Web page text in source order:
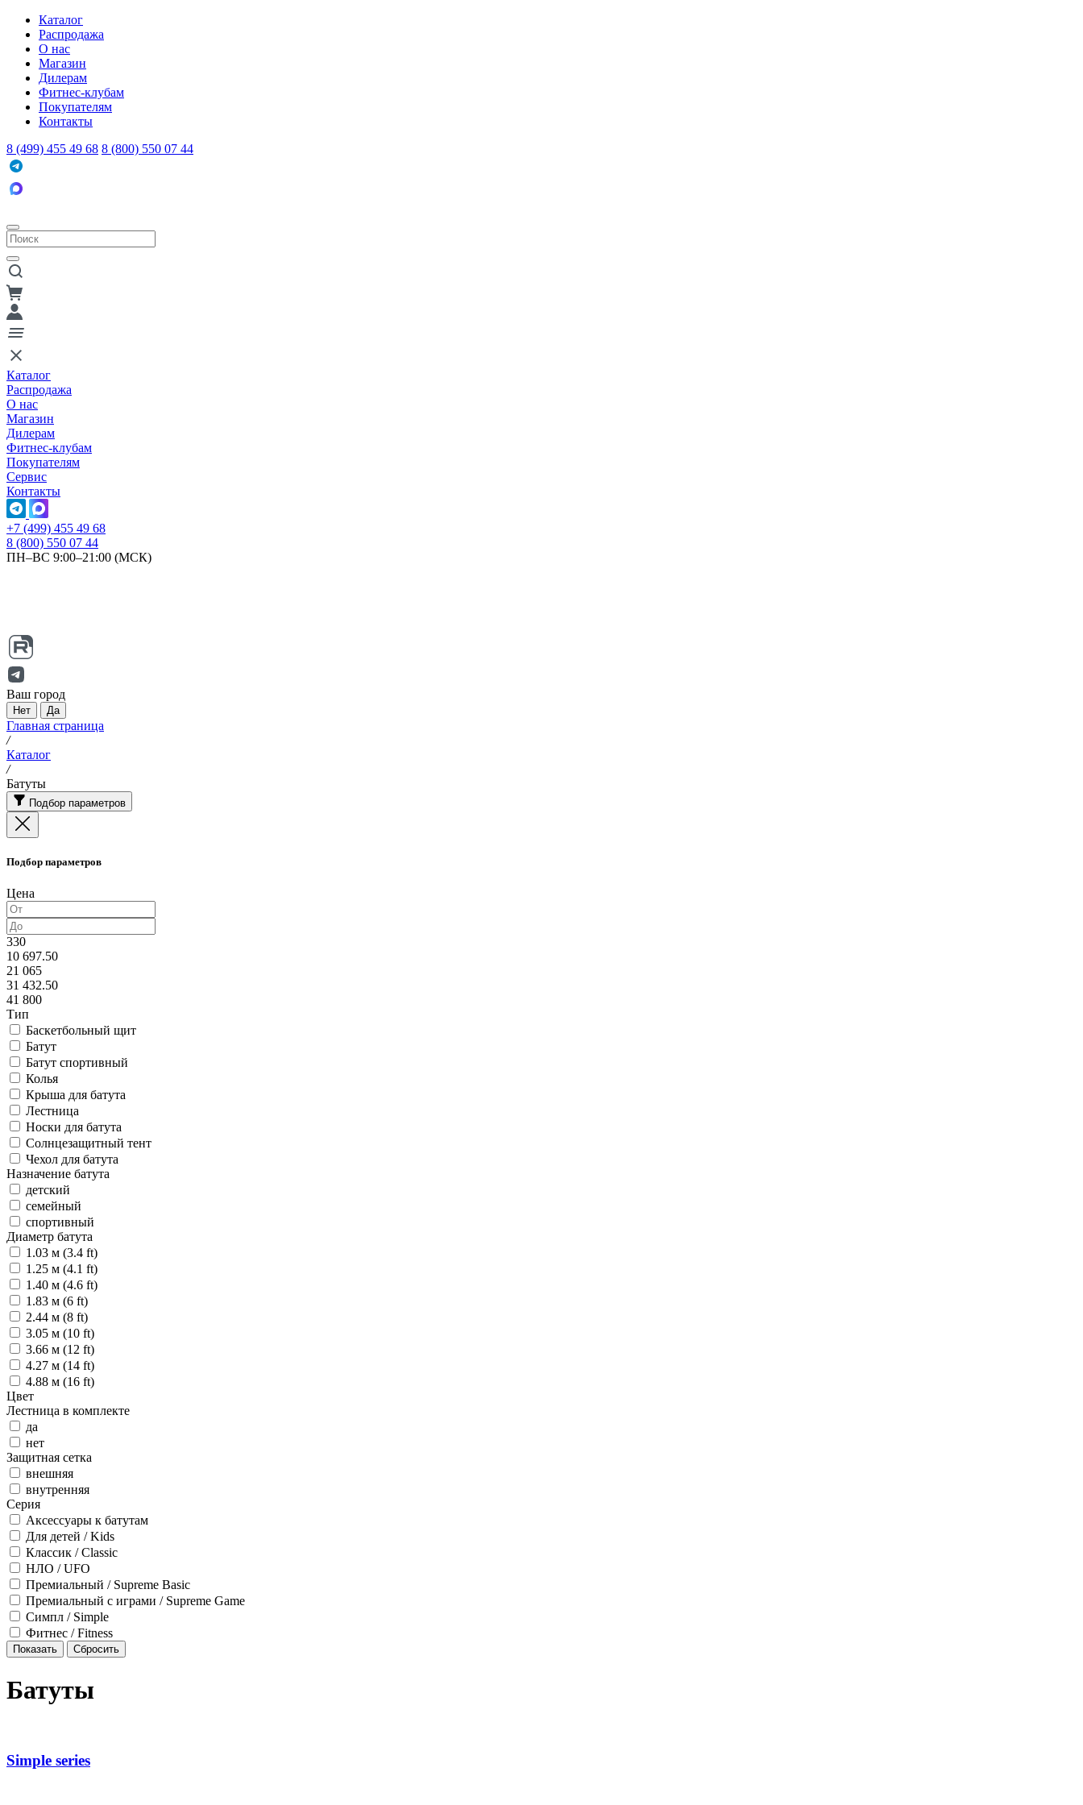
Каталог
Распродажа
О нас
Магазин
Дилерам
Фитнес-клубам
Покупателям
Контакты
8 (499) 455 49 68 8 (800) 550 07 44
Каталог
Распродажа
О нас
Магазин
Дилерам
Фитнес-клубам
Покупателям
Сервис
Контакты
+7 (499) 455 49 68
8 (800) 550 07 44
ПН–ВС 9:00–21:00 (МСК)
Ваш город
Нет Да
Главная страница
/
Каталог
/
Батуты
Подбор параметров
Подбор параметров
Цена
330
10 697.50
21 065
31 432.50
41 800
Тип
Баскетбольный щит
Батут
Батут спортивный
Колья
Крыша для батута
Лестница
Носки для батута
Солнцезащитный тент
Чехол для батута
Назначение батута
детский
семейный
спортивный
Диаметр батута
1.03 м (3.4 ft)
1.25 м (4.1 ft)
1.40 м (4.6 ft)
1.83 м (6 ft)
2.44 м (8 ft)
3.05 м (10 ft)
3.66 м (12 ft)
4.27 м (14 ft)
4.88 м (16 ft)
Цвет
Лестница в комплекте
да
нет
Защитная сетка
внешняя
внутренняя
Серия
Аксессуары к батутам
Для детей / Kids
Классик / Classic
НЛО / UFO
Премиальный / Supreme Basic
Премиальный с играми / Supreme Game
Симпл / Simple
Фитнес / Fitness
Батуты
Simple series